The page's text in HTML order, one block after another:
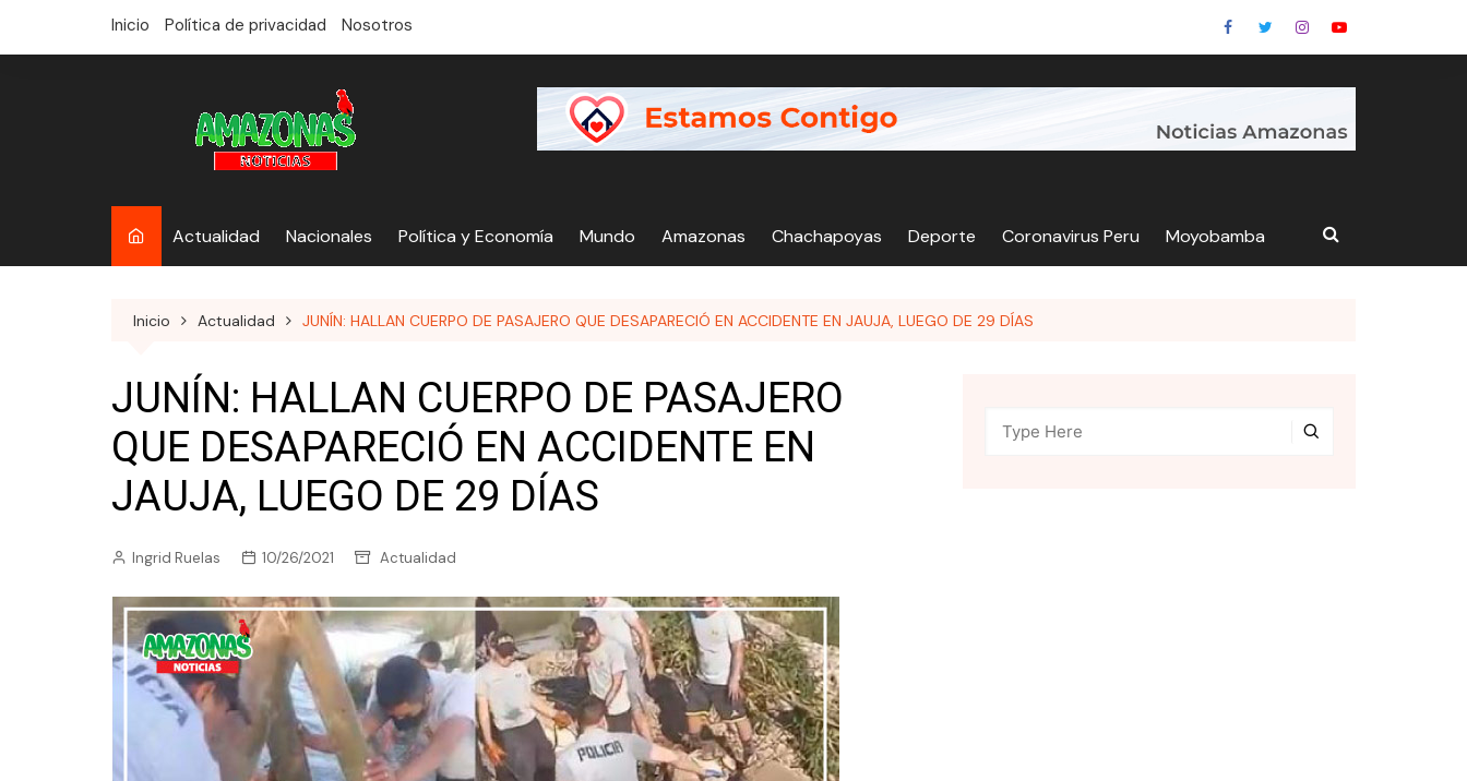
Inicio Política de privacidad Nosotros
Actualidad Nacionales Política y Economía Mundo Amazonas Chachapoyas Deporte Coronavirus Peru Moyobamba
Inicio Actualidad JUNÍN: HALLAN CUERPO DE PASAJERO QUE DESAPARECIÓ EN ACCIDENTE EN JAUJA, LUEGO DE 29 DÍAS
JUNÍN: HALLAN CUERPO DE PASAJERO
QUE DESAPARECIÓ EN ACCIDENTE EN
JAUJA, LUEGO DE 29 DÍAS
Ingrid Ruelas 10/26/2021 Actualidad